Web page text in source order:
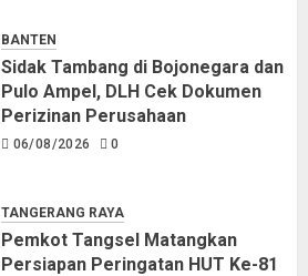
BANTEN
Sidak Tambang di Bojonegara dan
Pulo Ampel, DLH Cek Dokumen
Perizinan Perusahaan
06/08/2026 0
TANGERANG RAYA
Pemkot Tangsel Matangkan
Persiapan Peringatan HUT Ke-81